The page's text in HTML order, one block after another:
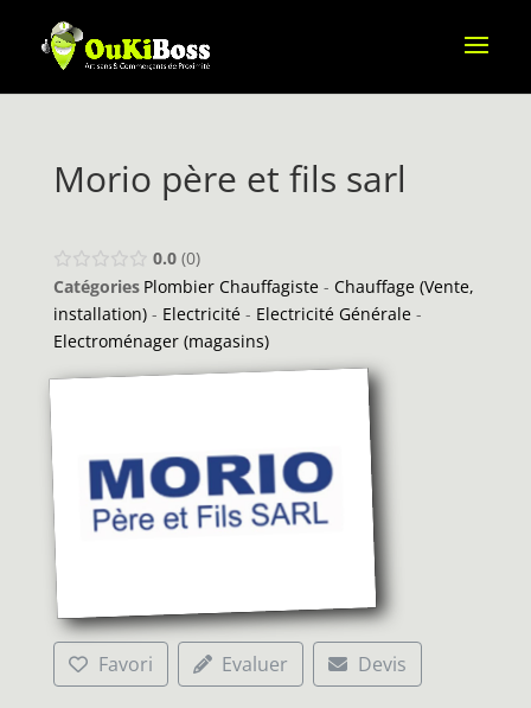
Morio père et fils sarl
0.0 0
Catégories Plombier Chauffagiste- Chauffage (Vente,
installation)- Electricité- Electricité Générale-
Electroménager (magasins)
Favori Evaluer Devis